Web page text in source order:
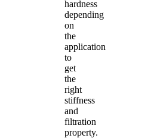
hardness
depending
on
the
application
to
get
the
right
stiffness
and
filtration
property.